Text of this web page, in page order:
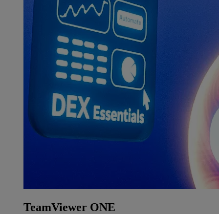
TeamViewer ONE